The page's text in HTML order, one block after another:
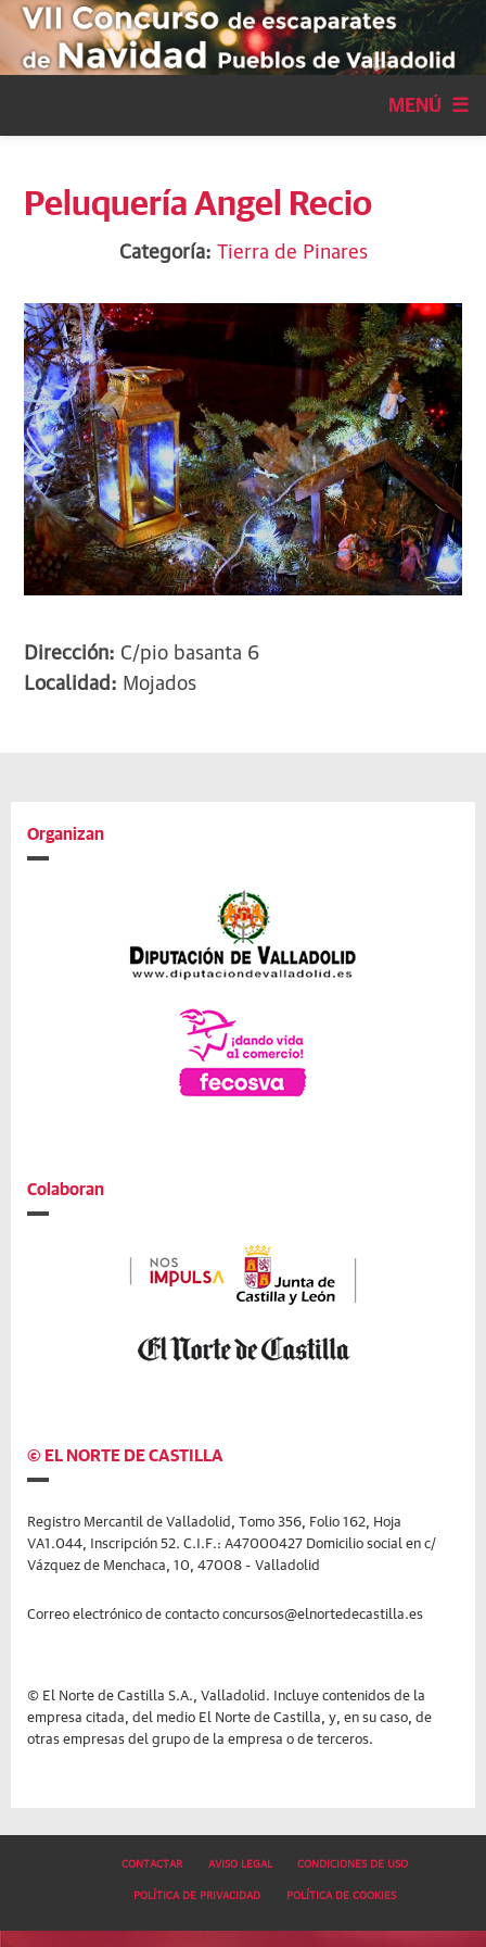
Pasar al contenido principal
MENÚ ☰
Peluquería Angel Recio
Categoría: Tierra de Pinares
Dirección: C/pio basanta 6
Localidad: Mojados
Organizan
Colaboran
© EL NORTE DE CASTILLA
Registro Mercantil de Valladolid, Tomo 356, Folio 162, Hoja
VA1.044, Inscripción 52. C.I.F.: A47000427 Domicilio social en c/
Vázquez de Menchaca, 10, 47008 - Valladolid
Correo electrónico de contacto concursos@elnortedecastilla.es
© El Norte de Castilla S.A., Valladolid. Incluye contenidos de la
empresa citada, del medio El Norte de Castilla, y, en su caso, de
otras empresas del grupo de la empresa o de terceros.
CONTACTAR AVISO LEGAL
CONDICIONES DE USO
POLÍTICA DE PRIVACIDAD
POLÍTICA DE COOKIES